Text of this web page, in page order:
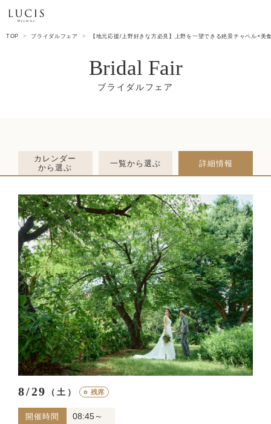
TOP ブライダルフェア 【地元応援/上野好きな方必見】上野を一望できる絶景チャペル×美
Bridal Fair
カレンダー
から選ぶ
一覧から選ぶ 詳細情報
8/29 （土） ○ 残席
開催時間 08:45～